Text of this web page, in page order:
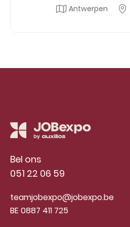
Antwerpen
Bel ons
051 22 06 59
teamjobexpo@jobexpo.be
BE 0887 411 725